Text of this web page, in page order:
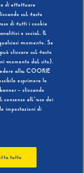
di effettuare
sul tasto
di tutti i cookie
e social. Il
momento. Se
cliccare sul tasto
momento dal sito).
alla COOKIE
esprimere le
- cliccando
all’uso dei
impostazioni di
tutto